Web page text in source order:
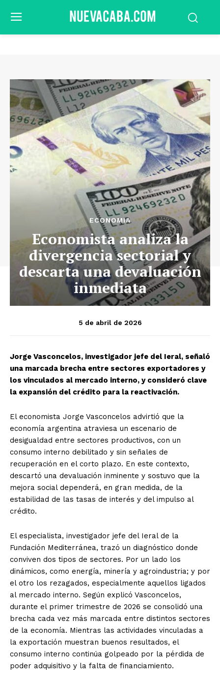
ECONOMIA
Economista analiza la
divergencia sectorial y
descarta una devaluación
inmediata
5 de abril de 2026
Jorge Vasconcelos, investigador jefe del Ieral, señaló
una marcada brecha entre sectores exportadores y
los vinculados al mercado interno, y consideró clave
la expansión del crédito para la reactivación.
El economista Jorge Vasconcelos advirtió que la
economía argentina atraviesa un escenario de
desigualdad entre sectores productivos, con un
consumo interno debilitado y sin señales de
recuperación en el corto plazo. En este contexto,
descartó una devaluación inminente y sostuvo que la
mejora social dependerá, en gran medida, de la
estabilidad de las tasas de interés y del impulso al
crédito.
El especialista, investigador jefe del Ieral de la
Fundación Mediterránea, trazó un diagnóstico donde
conviven dos tipos de sectores. Por un lado los
dinámicos, como energía, minería y agroindustria; y por
el otro los rezagados, especialmente aquellos ligados
al mercado interno. Según explicó Vasconcelos,
durante el primer trimestre de 2026 se consolidó una
brecha cada vez más marcada entre distintos sectores
de la economía. Mientras las actividades vinculadas a
la exportación muestran buenos resultados, el
consumo interno continúa golpeado por la pérdida de
poder adquisitivo y la falta de financiamiento.